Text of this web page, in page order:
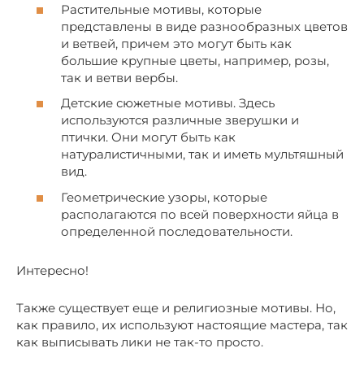
Растительные мотивы, которые
представлены в виде разнообразных цветов
и ветвей, причем это могут быть как
большие крупные цветы, например, розы,
так и ветви вербы.
Детские сюжетные мотивы. Здесь
используются различные зверушки и
птички. Они могут быть как
натуралистичными, так и иметь мультяшный
вид.
Геометрические узоры, которые
располагаются по всей поверхности яйца в
определенной последовательности.
Интересно!
Также существует еще и религиозные мотивы. Но,
как правило, их используют настоящие мастера, так
как выписывать лики не так-то просто.